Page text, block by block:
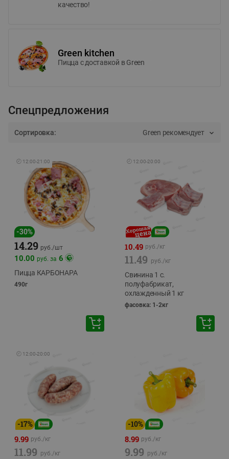
качество!
Green kitchen
Пицца c доставкой в Green
Спецпредложения
Сортировка: Green рекомендует
🕘 12:00-21:00
-30%
14.29 руб./шт
10.00 руб. за 6
Пицца КАРБОНАРА
490г
🕘 12:00-20:00
10.49 руб./кг
11.49 руб./кг
Свинина 1 с.
полуфабрикат,
охлажденный 1 кг
фасовка: 1-2кг
🕘 12:00-20:00
-17%
9.99 руб./кг
11.99 руб./кг
-10%
8.99 руб./кг
9.99 руб./кг